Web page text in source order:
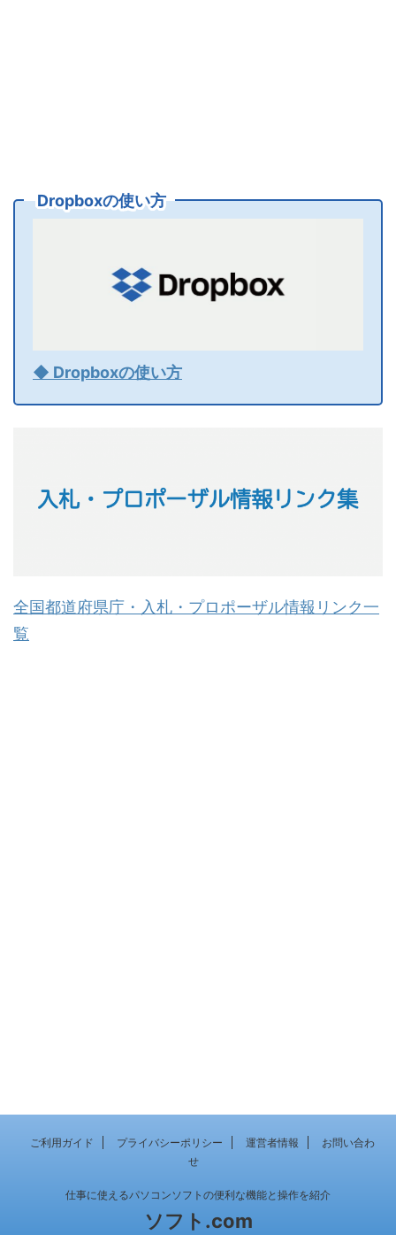
Dropboxの使い方
◆ Dropboxの使い方
全国都道府県庁・入札・プロポーザル情報リンク一
覧
ご利用ガイド プライバシーポリシー 運営者情報
お問い合わ
せ
仕事に使えるパソコンソフトの便利な機能と操作を紹介
ソフト.com